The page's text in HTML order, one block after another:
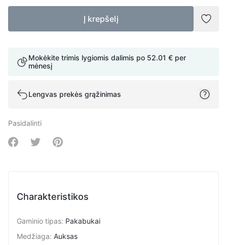
Į krepšelį
Mokėkite trimis lygiomis dalimis po 52.01 € per
mėnesį
Lengvas prekės grąžinimas
Pasidalinti
Share on Facebook
Share on Twitter
Share on Pinterest
Charakteristikos
Gaminio tipas: Pakabukai
Medžiaga: Auksas